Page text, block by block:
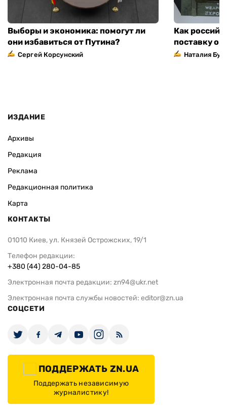
Выборы и экономика: помогут ли
они избавиться от Путина?
Сергей Корсунский
Как
поставку
Наталия
ИЗДАНИЕ
Архивы
Редакция
Реклама
Редакционная политика
Карта
КОНТАКТЫ
01010 Киев, ул. Князей Острожских, 19/1
Телефон редакции:
+380 (44) 280-04-85
Электронная почта редакции: zn94@ukr.net
Электронная почта службы новостей: editor@zn.ua
СОЦСЕТИ
ПОДДЕРЖАТЬ ZN.UA
Поддержать независимую
журналистику!